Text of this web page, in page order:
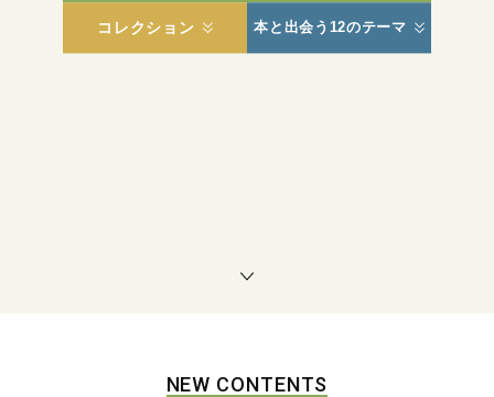
コレクション 本と出会う12のテーマ
NEW CONTENTS